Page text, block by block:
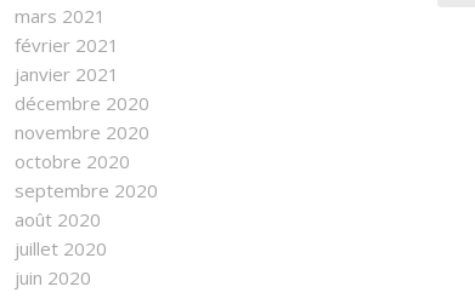
mars 2021
février 2021
janvier 2021
décembre 2020
novembre 2020
octobre 2020
septembre 2020
août 2020
juillet 2020
juin 2020